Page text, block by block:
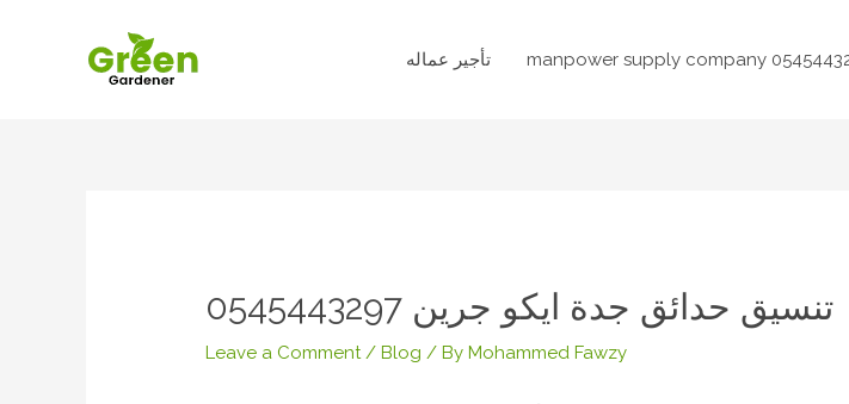
manpower supply company​
تنسيق حدائق جدة ايكو جرين 0545443297
Leave a Comment /Blog / ByMohammed Fawzy